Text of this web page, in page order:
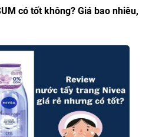
có tốt không? Giá bao nhiêu,